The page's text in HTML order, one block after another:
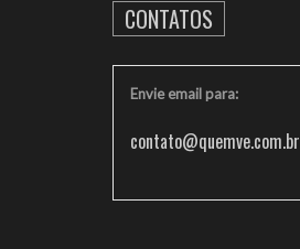
CONTATOS
Envie email para:
contato@quemve.com.br